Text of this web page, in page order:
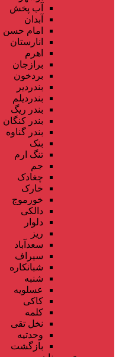
آب پخش
آبدان
امام حسن
انارستان
اهرم
برازجان
بردخون
بندردیر
بندردیلم
بندر ریگ
بندر کنگان
بندر گناوه
بنک
تنگ ارم
جم
چغادک
خارک
خورموج
دالکی
دلوار
ریز
سعدآباد
سیراف
شبانکاره
شنبه
عسلویه
کاکی
کلمه
نخل تقی
وحدتیه
بازگشت